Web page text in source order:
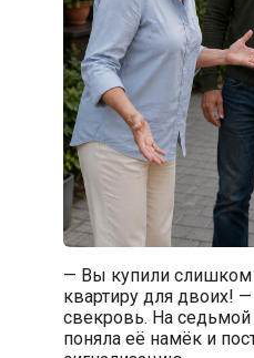
— Вы купили слишком
квартиру для двоих!
свекровь. На
поняла её намёк и